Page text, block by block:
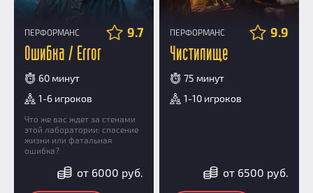
ПЕРФОРМАНС 9.7
Ошибка / Error
60 минут
1-6 игроков
Что же вас ждет за стенами
этой лаборатории: спасение
жизни или фатальная
ошибка?
от 6000 руб.
ПЕРФОРМАНС 9.9
Чистилище
75 минут
1-10 игроков
от 6500 руб.